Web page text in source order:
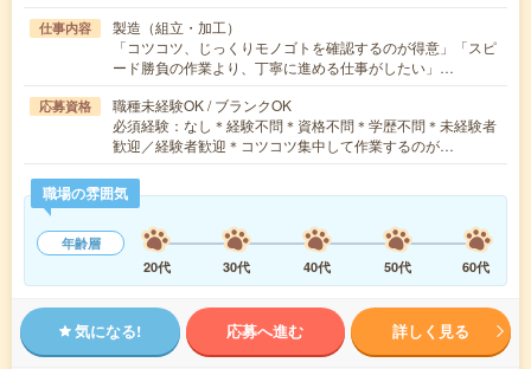
仕事内容
製造（組立・加工）
「コツコツ、じっくりモノゴトを確認するのが得意」「スピ
ード勝負の作業より、丁寧に進める仕事がしたい」…
応募資格
職種未経験OK / ブランクOK
必須経験：なし＊経験不問＊資格不問＊学歴不問＊未経験者
歓迎／経験者歓迎＊コツコツ集中して作業するのが…
職場の雰囲気
年齢層
20代
30代 40代 50代 60代
気になる! 応募へ進む 詳しく見る